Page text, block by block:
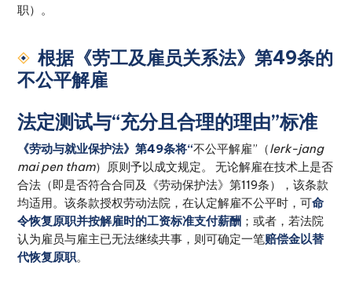
职）。
根据《劳工及雇员关系法》第49条的
不公平解雇
法定测试与“充分且合理的理由”标准
《劳动与就业保护法》第49条将“不公平解雇”（lerk-jang
mai pen tham）原则予以成文规定。 无论解雇在技术上是否
合法（即是否符合合同及《劳动保护法》第119条），该条款
均适用。该条款授权劳动法院，在认定解雇不公平时，可命
令恢复原职并按解雇时的工资标准支付薪酬 ；或者，若法院
认为雇员与雇主已无法继续共事，则可确定一笔赔偿金以替
代恢复原职。